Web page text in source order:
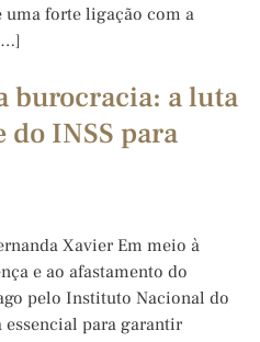
uma forte ligação com a
burocracia: a luta
do INSS para
Xavier Em meio à
e ao afastamento do
pelo Instituto Nacional do
essencial para garantir